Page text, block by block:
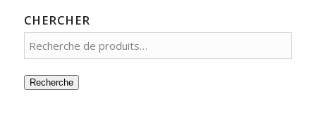
CHERCHER
Recherche